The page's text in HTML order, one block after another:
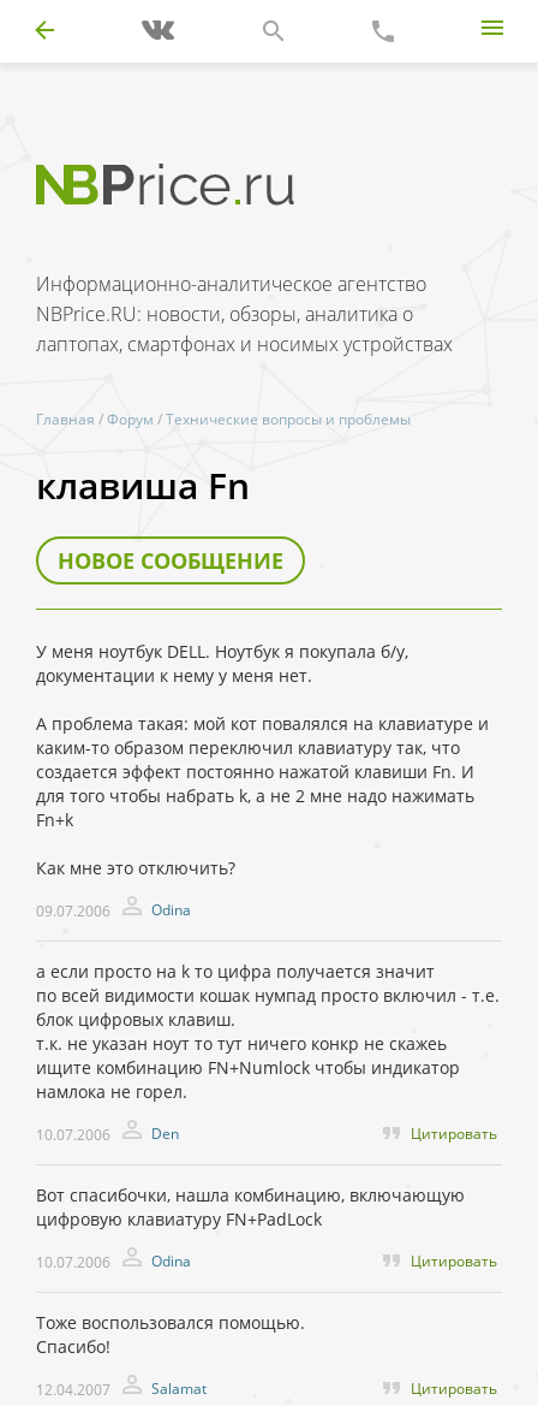
Информационно-аналитическое агентство
NBPrice.RU: новости, обзоры, аналитика о
лаптопах, смартфонах и носимых устройствах
Главная /Форум /Технические вопросы и проблемы
клавиша Fn
НОВОЕ СООБЩЕНИЕ
У меня ноутбук DELL. Ноутбук я покупала б/у,
документации к нему у меня нет.
А проблема такая: мой кот повалялся на клавиатуре и
каким-то образом переключил клавиатуру так, что
создается эффект постоянно нажатой клавиши Fn. И
для того чтобы набрать k, а не 2 мне надо нажимать
Fn+k
Как мне это отключить?
09.07.2006 Odina
а если просто на k то цифра получается значит
по всей видимости кошак нумпад просто включил - т.е.
блок цифровых клавиш.
т.к. не указан ноут то тут ничего конкр не скажеь
ищите комбинацию FN+Numlock чтобы индикатор
намлока не горел.
10.07.2006 Den Цитировать
Вот спасибочки, нашла комбинацию, включающую
цифровую клавиатуру FN+PadLock
10.07.2006 Odina Цитировать
Тоже воспользовался помощью.
Спасибо!
12.04.2007 Salamat Цитировать